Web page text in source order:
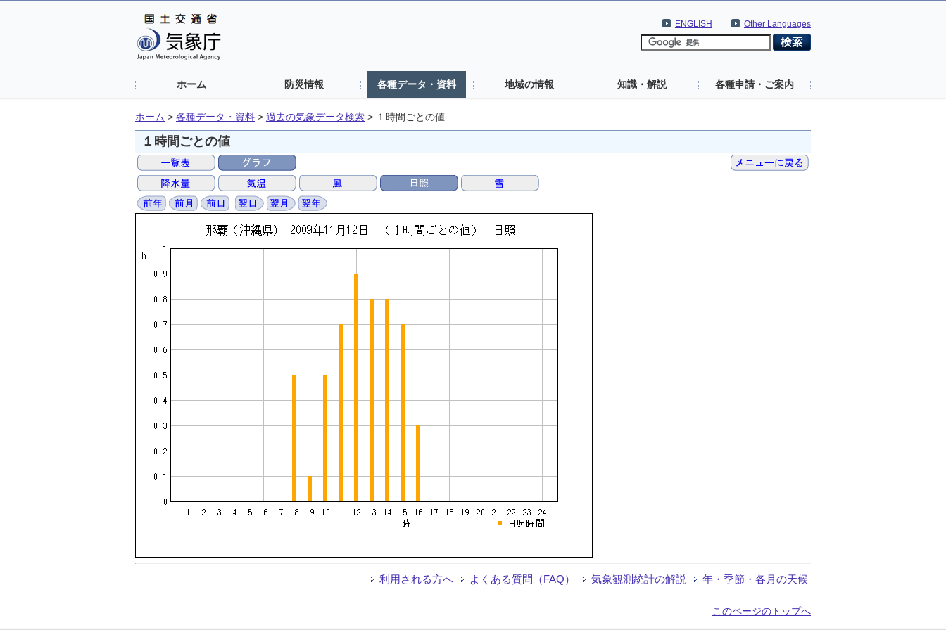
Other Languages
ENGLISH
ホーム 防災情報 各種データ・資料 地域の情報 知識・解説 各種申請・ご案内
ホーム > 各種データ・資料 > 過去の気象データ検索 > １時間ごとの値
１時間ごとの値
利用される方へ よくある質問（FAQ） 気象観測統計の解説 年・季節・各月の天候
このページのトップへ